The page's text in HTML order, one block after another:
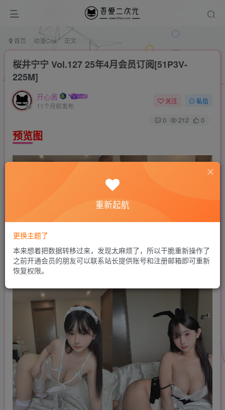
首页 动漫Cos 正文
桜井宁宁 Vol.127 25年4月会员订阅[51P3V-
225M]
开心酱
11个月前发布
关注 私信
0 212 0
预览图
重新起航
更换主题了
本来想着把数据转移过来，发现太麻烦了，所以干脆重新操作了
之前开通会员的朋友可以联系站长提供账号和注册邮箱即可重新
恢复权限。